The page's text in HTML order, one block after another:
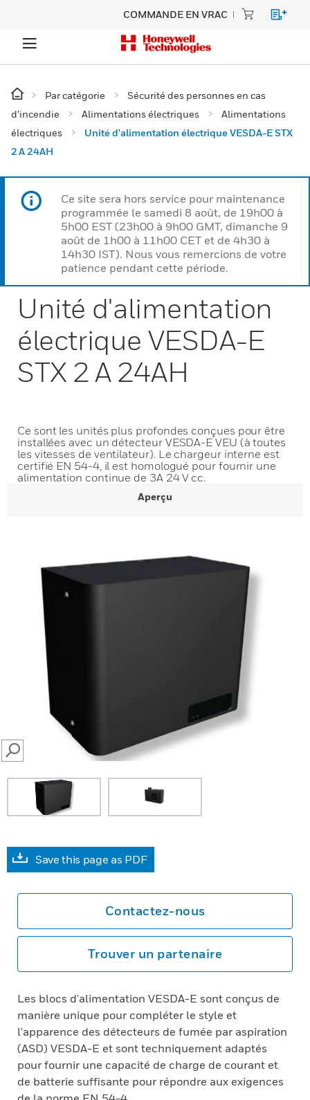
COMMANDE EN VRAC
Par catégorie
Sécurité des personnes en cas
d’incendie
Alimentations électriques
Alimentations
électriques
Unité d'alimentation électrique VESDA-E STX
2 A 24AH
Ce site sera hors service pour maintenance
programmée le samedi 8 août, de 19h00 à
5h00 EST (23h00 à 9h00 GMT, dimanche 9
août de 1h00 à 11h00 CET et de 4h30 à
14h30 IST). Nous vous remercions de votre
patience pendant cette période.
Unité d'alimentation
électrique VESDA-E
STX 2 A 24AH
Ce sont les unités plus profondes conçues pour être
installées avec un détecteur VESDA-E VEU (à toutes
les vitesses de ventilateur). Le chargeur interne est
certifié EN 54-4, il est homologué pour fournir une
alimentation continue de 3A 24 V cc.
Aperçu
SEARCH
Save this page as PDF
Contactez-nous
Trouver un partenaire
Les blocs d'alimentation VESDA-E sont conçus de
manière unique pour compléter le style et
l'apparence des détecteurs de fumée par aspiration
(ASD) VESDA-E et sont techniquement adaptés
pour fournir une capacité de charge de courant et
de batterie suffisante pour répondre aux exigences